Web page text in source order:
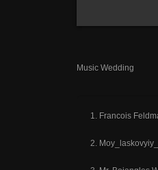
Music Wedding
Francois